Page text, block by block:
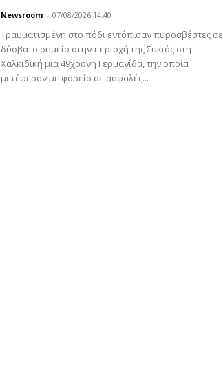
Newsroom - 07/08/2026 14:40
Τραυματισμένη στο πόδι εντόπισαν πυροσβέστες σε
δύσβατο σημείο στην περιοχή της Συκιάς στη
Χαλκιδική μια 49χρονη Γερμανίδα, την οποία
μετέφεραν με φορείο σε ασφαλές...